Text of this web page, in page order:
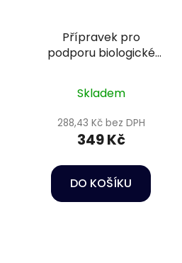
Přípravek pro
podporu biologické
Skladem
288,43 Kč bez DPH
349 Kč
DO KOŠÍKU